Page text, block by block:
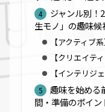
ジャンル別！
生モノ」の趣味候
【アクティブ
【クリエイテ
【インテリジ
趣味を始める
間・準備のポイン